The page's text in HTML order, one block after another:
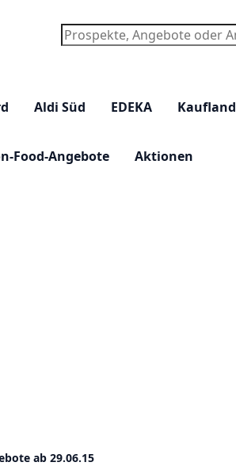
Suchen
Aldi Süd EDEKA Kaufland
Food-Angebote Aktionen
ab 29.06.15